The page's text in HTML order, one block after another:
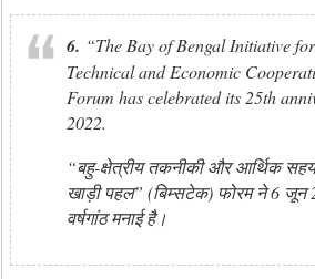
6. “The Bay of Bengal Initiative
Technical and Economic
Forum has celebrated its 25th
2022.
“बहु-क्षेत्रीय तकनीकी और आर्थिक
खाड़ी पहल” (बिम्सटेक) फोरम ने 6 जून
वर्षगांठ मनाई है।